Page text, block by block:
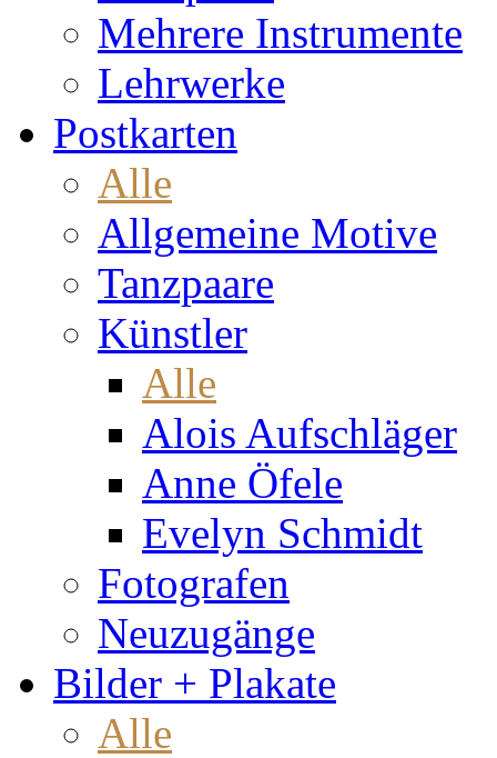
Mehrere Instrumente
Lehrwerke
Postkarten
Alle
Allgemeine Motive
Tanzpaare
Künstler
Alle
Alois Aufschläger
Anne Öfele
Evelyn Schmidt
Fotografen
Neuzugänge
Bilder + Plakate
Alle